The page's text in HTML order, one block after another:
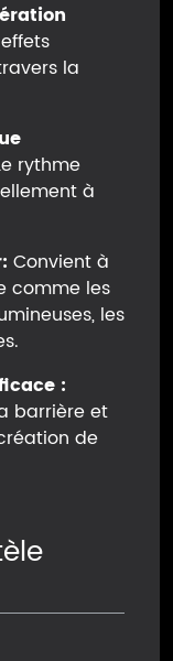
la
rythme
à
Convient à
comme les
les
:
barrière et
de